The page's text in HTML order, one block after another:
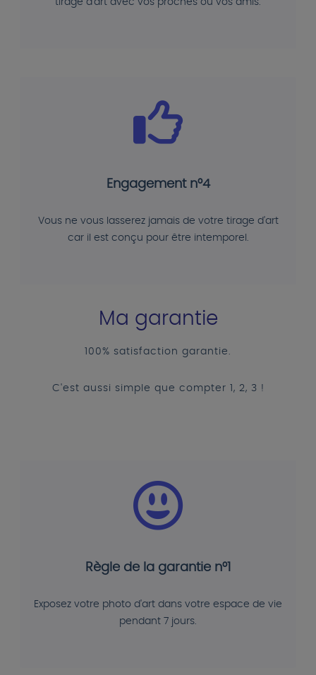
tirage d'art avec vos proches ou vos amis.
Engagement n°4
Vous ne vous lasserez jamais de votre tirage d'art
car il est conçu pour être intemporel.
Ma garantie
100% satisfaction garantie.
C'est aussi simple que compter 1, 2, 3 !
Règle de la garantie n°1
Exposez votre photo d'art dans votre espace de vie
pendant 7 jours.